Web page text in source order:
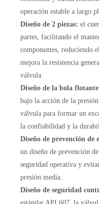
operación estable a largo
Diseño de 2 piezas: el
partes, facilitando el
componentes, reduciendo
mejora la resistencia
válvula.
Diseño de la bola
bajo la acción de la
válvula para formar un
la confiabilidad y la
Diseño de prevención de
un diseño de prevención
seguridad operativa y
presión media.
Diseño de seguridad